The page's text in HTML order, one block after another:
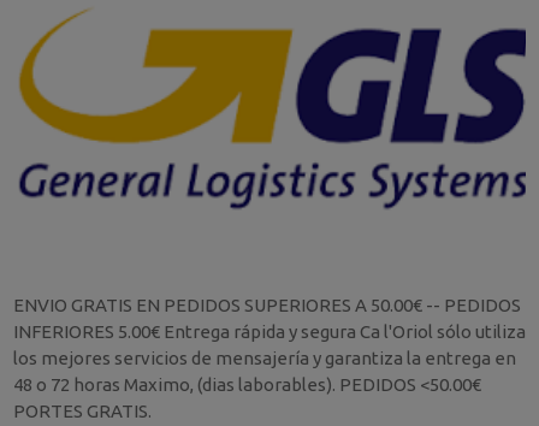
ENVIO GRATIS EN PEDIDOS SUPERIORES A 50.00€ -- PEDIDOS
INFERIORES 5.00€ Entrega rápida y segura Ca l'Oriol sólo utiliza
los mejores servicios de mensajería y garantiza la entrega en
48 o 72 horas Maximo, (dias laborables). PEDIDOS <50.00€
PORTES GRATIS.